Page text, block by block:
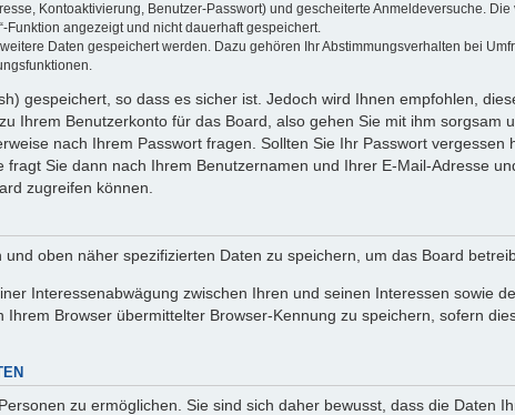
Kontoaktivierung, Benutzer-Passwort) und gescheiterte Anmeldeversuche.
Funktion angezeigt und nicht dauerhaft gespeichert.
Daten gespeichert werden. Dazu gehören Ihr Abstimmungsverhalten bei
gespeichert, so dass es sicher ist. Jedoch wird Ihnen empfohlen,
Ihrem Benutzerkonto für das Board, also gehen Sie mit ihm sorgsam
nach Ihrem Passwort fragen. Sollten Sie Ihr Passwort vergessen
fragt Sie dann nach Ihrem Benutzernamen und Ihrer E-Mail-Adresse
zugreifen können.
oben näher spezifizierten Daten zu speichern, um das Board
Interessenabwägung zwischen Ihren und seinen Interessen sowie
Browser übermittelter Browser-Kennung zu speichern, sofern
zu ermöglichen. Sie sind sich daher bewusst, dass die Daten